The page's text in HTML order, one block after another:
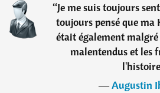
“Je me suis toujours
toujours pensé que ma
était également malgré
malentendus et les
―Augustin